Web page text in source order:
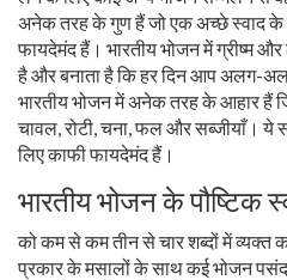
अनेक तरह के गुण हैं जो एक अच्छे स्वाद के
फायदेमंद हैं। भारतीय भोजन में ग्रीष्म
है और बनाता है कि हर दिन आप अलग-
भारतीय भोजन में अनेक तरह के आहार हैं
चावल, रोटी, चना, फल और सब्जीयाँ।
लिए काफी फायदेमंद हैं।
भारतीय भोजन के पौष्टिक
को कम से कम तीन से चार शब्दों में
प्रकार के मसालों के साथ कई भोजन